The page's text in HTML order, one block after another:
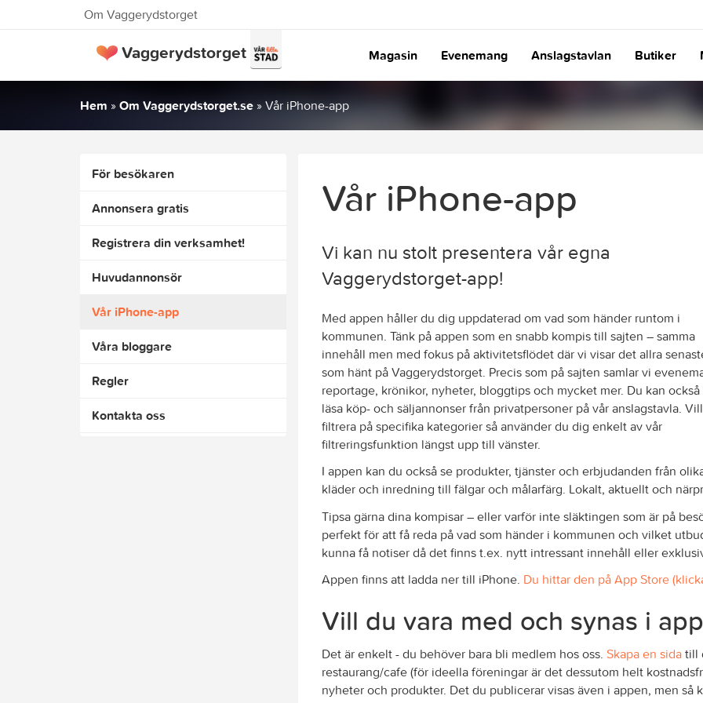
Om Vaggerydstorget
Vaggerydstorget Magasin Evenemang Anslagstavlan Butiker
Hem » Om Vaggerydstorget.se » Vår iPhone-app
För besökaren
Annonsera gratis
Registrera din verksamhet!
Huvudannonsör
Vår iPhone-app
Våra bloggare
Regler
Kontakta oss
Vår iPhone-app
Vi kan nu stolt presentera vår egna
Vaggerydstorget-app!
Med appen håller du dig uppdaterad om vad som händer runtom i
kommunen. Tänk på appen som en snabb kompis till sajten – samma
innehåll men med fokus på aktivitetsflödet där vi visar det allra
som hänt på Vaggerydstorget. Precis som på sajten samlar vi
reportage, krönikor, nyheter, bloggtips och mycket mer. Du kan också
läsa köp- och säljannonser från privatpersoner på vår anslagstavla.
filtrera på specifika kategorier så använder du dig enkelt av vår
filtreringsfunktion längst upp till vänster.
I appen kan du också se produkter, tjänster och erbjudanden från
kläder och inredning till fälgar och målarfärg. Lokalt, aktuellt och
Tipsa gärna dina kompisar – eller varför inte släktingen som är på
perfekt för att få reda på vad som händer i kommunen och vilket
kunna få notiser då det finns t.ex. nytt intressant innehåll eller
Appen finns att ladda ner till iPhone. Du hittar den på App Store
Vill du vara med och synas i
Det är enkelt - du behöver bara bli medlem hos oss. Skapa en sidatill
restaurang/cafe (för ideella föreningar är det dessutom helt
nyheter och produkter. Det du publicerar visas även i appen, men så